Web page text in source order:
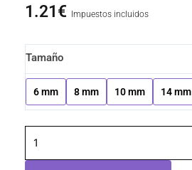
1.21 € Impuestos incluidos
Tamaño
6 mm 8 mm 10 mm 14 mm
Tunel
acero
espejo